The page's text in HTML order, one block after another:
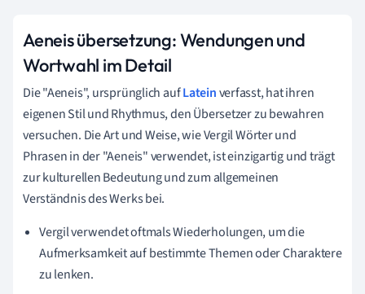
Aeneis übersetzung: Wendungen und
Wortwahl im Detail
Die "Aeneis", ursprünglich aufLateinverfasst, hat ihren
eigenen Stil und Rhythmus, den Übersetzer zu bewahren
versuchen. Die Art und Weise, wie Vergil Wörter und
Phrasen in der "Aeneis" verwendet, ist einzigartig und trägt
zur kulturellen Bedeutung und zum allgemeinen
Verständnis des Werks bei.
Vergil verwendet oftmals Wiederholungen, um die
Aufmerksamkeit auf bestimmte Themen oder Charaktere
zu lenken.